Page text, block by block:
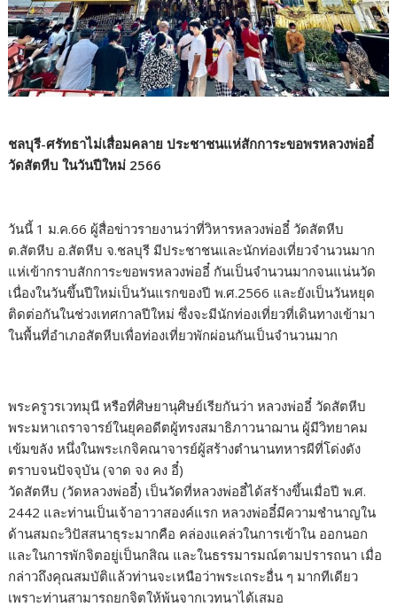
ชลบุรี-ศรัทธาไม่เสื่อมคลาย ประชาชนแห่สักการะขอพรหลวงพ่ออี๋
วัดสัตหีบ ในวันปีใหม่ 2566
วันนี้ 1 ม.ค.66 ผู้สื่อข่าวรายงานว่าที่วิหารหลวงพ่ออี๋ วัดสัตหีบ
ต.สัตหีบ อ.สัตหีบ จ.ชลบุรี มีประชาชนและนักท่องเที่ยวจำนวนมาก
แห่เข้ากราบสักการะขอพรหลวงพ่ออี๋ กันเป็นจำนวนมากจนแน่นวัด
เนื่องในวันขึ้นปีใหม่เป็นวันแรกของปี พ.ศ.2566 และยังเป็นวันหยุด
ติดต่อกันในช่วงเทศกาลปีใหม่ ซึ่งจะมีนักท่องเที่ยวที่เดินทางเข้ามา
ในพื้นที่อำเภอสัตหีบเพื่อท่องเที่ยวพักผ่อนกันเป็นจำนวนมาก
พระครูวรเวทมุนี หรือที่ศิษยานุศิษย์เรียกันว่า หลวงพ่ออี๋ วัดสัตหีบ
พระมหาเถราจารย์ในยุคอดีตผู้ทรงสมาธิภาวนาฌาน ผู้มีวิทยาคม
เข้มขลัง หนึ่งในพระเกจิคณาจารย์ผู้สร้างตำนานทหารผีที่โด่งดัง
ตราบจนปัจจุบัน (จาด จง คง อี๋)
วัดสัตหีบ (วัดหลวงพ่ออี๋) เป็นวัดที่หลวงพ่ออี๋ได้สร้างขึ้นเมื่อปี พ.ศ.
2442 และท่านเป็นเจ้าอาวาสองค์แรก หลวงพ่ออี๋มีความชำนาญใน
ด้านสมถะวิปัสสนาธุระมากคือ คล่องแคล่วในการเข้าใน ออกนอก
และในการพักจิตอยู่เป็นกสิณ และในธรรมารมณ์ตามปรารถนา เมื่อ
กล่าวถึงคุณสมบัติแล้วท่านจะเหนือว่าพระเถระอื่น ๆ มากทีเดียว
เพราะท่านสามารถยกจิตให้พ้นจากเวทนาได้เสมอ